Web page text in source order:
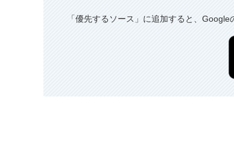
「優先するソース」に追加すると、